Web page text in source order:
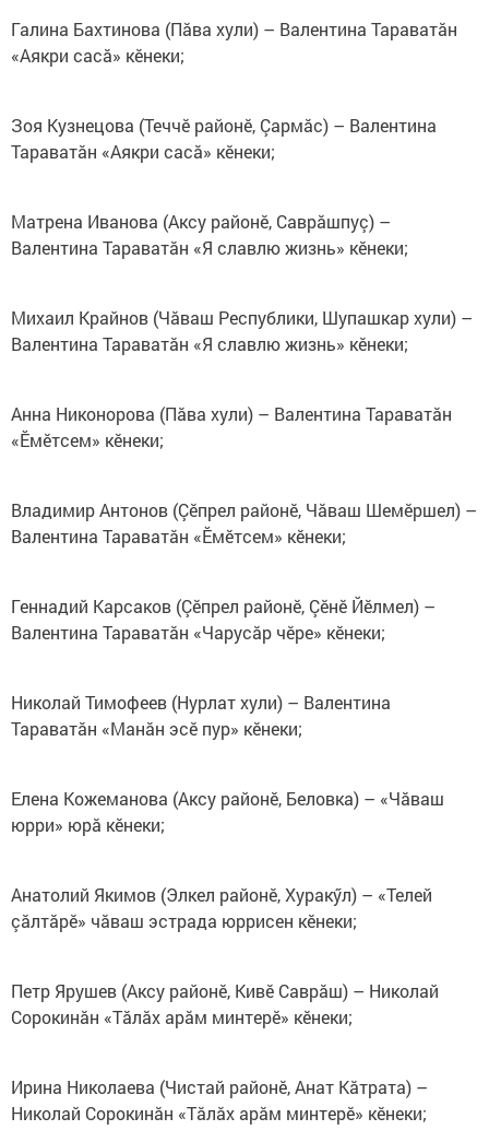
Галина Бахтинова (Пăва хули) – Валентина Тараватăн
«Аякри сасă» кӗнеки;
Зоя Кузнецова (Теччӗ районӗ, Çармăс) – Валентина
Тараватăн «Аякри сасă» кӗнеки;
Матрена Иванова (Аксу районӗ, Саврăшпуç) –
Валентина Тараватăн «Я славлю жизнь» кӗнеки;
Михаил Крайнов (Чăваш Республики, Шупашкар хули) –
Валентина Тараватăн «Я славлю жизнь» кӗнеки;
Анна Никонорова (Пăва хули) – Валентина Тараватăн
«Ӗмӗтсем» кӗнеки;
Владимир Антонов (Çӗпрел районӗ, Чăваш Шемӗршел) –
Валентина Тараватăн «Ӗмӗтсем» кӗнеки;
Геннадий Карсаков (Çӗпрел районӗ, Çӗнӗ Йӗлмел) –
Валентина Тараватăн «Чарусăр чӗре» кӗнеки;
Николай Тимофеев (Нурлат хули) – Валентина
Тараватăн «Манăн эсӗ пур» кӗнеки;
Елена Кожеманова (Аксу районӗ, Беловка) – «Чăваш
юрри» юрă кӗнеки;
Анатолий Якимов (Элкел районӗ, Хуракӳл) – «Телей
çăлтăрӗ» чăваш эстрада юррисен кӗнеки;
Петр Ярушев (Аксу районӗ, Кивӗ Саврăш) – Николай
Сорокинăн «Тăлăх арăм минтерӗ» кӗнеки;
Ирина Николаева (Чистай районӗ, Анат Кăтрата) –
Николай Сорокинăн «Тăлăх арăм минтерӗ» кӗнеки;